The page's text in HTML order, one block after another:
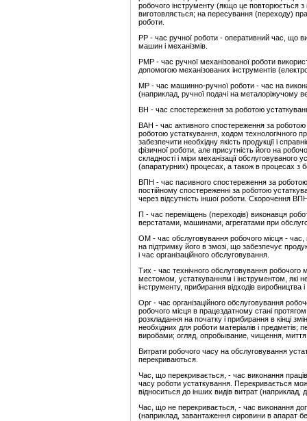
робочого інструменту (якщо це повторюється з
виготовляється; на пересування (переходу)
роботи.
РР - час ручної роботи - оперативний час, що
машин і механізмів.
РМР - час ручної механізованої роботи
допомогою механізованих інструментів
МР - час машинно-ручної роботи - час на
(наприклад, ручної подачі на металоріжучому
ВН - час спостереження за роботою
ВАН - час активного спостереження за роботою
роботою устаткування, ходом технологічного
забезпечити необхідну якість продукції і
фізичної роботи, але присутність його на
складності і міри механізації
(апаратурних) процесах, а також в процесах з
ВПН - час пасивного спостереження за
постійному спостереженні за роботою
через відсутність іншої роботи. Скорочення
П - час переміщень (переходів) виконавця
верстатами, машинами, агрегатами при
ОМ - час обслуговування робочого місця -
на підтримку його в змозі, що забезпечує
і час організаційного обслуговування.
Тих - час технічного обслуговування
местомом, устаткуванням і інструментом, які
інструменту, прибирання відходів виробництва і
Орг - час організаційного обслуговування
робочого місця в працездатному стані
розкладання на початку і прибирання в кінці
необхідних для роботи матеріалів і предметів;
виробами; огляд, опробывание, чищення, миття,
Витрати робочого часу на обслуговування
перекриваються.
Час, що перекривається, - час виконання
часу роботи устаткування. Перекривається
відноситься до інших видів витрат (наприклад,
Час, що не перекривається, - час виконання
(наприклад, завантаження сировини в апарат